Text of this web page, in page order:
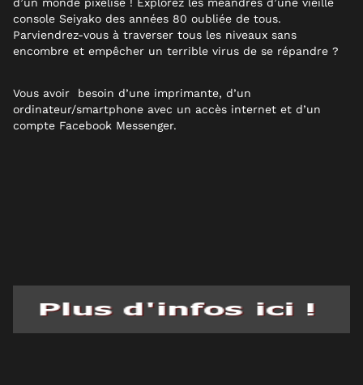
d’un monde pixelisé ! Explorez les méandres d’une vieille
console Seiyako des années 80 oubliée de tous.
Parviendrez-vous à traverser tous les niveaux sans
encombre et empêcher un terrible virus de se répandre ?
Vous avoir besoin d’une imprimante, d’un
ordinateur/smartphone avec un accès internet et d’un
compte Facebook Messenger.